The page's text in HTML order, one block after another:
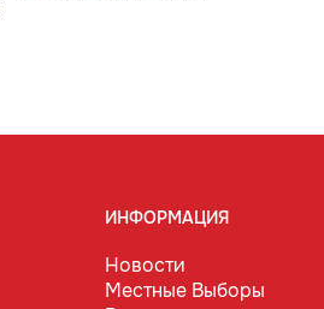
ИНФОРМАЦИЯ
Новости
Местные Выборы